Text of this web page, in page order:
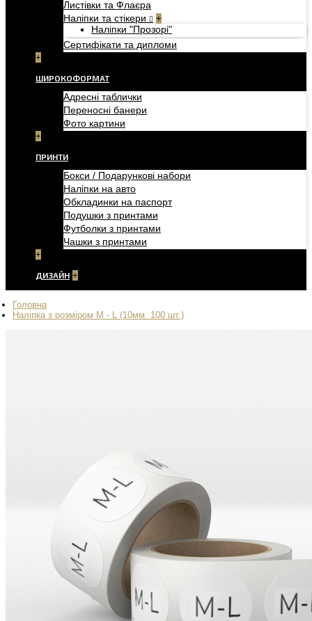
Листівки та Флаєра
Наліпки та стікери
+
Наліпки "Прозорі"
Сертифікати та дипломи
+
ШИРОКОФОРМАТ
Адресні таблички
Переносні банери
Фото картини
+
ПРИНТИ
Бокси / Подарункові набори
Наліпки на авто
Обкладинки на паспорт
Подушки з принтами
Футболки з принтами
Чашки з принтами
+
ДИЗАЙН +
Головна
Наліпка з розміром M - L (10мм. 100 шт.)